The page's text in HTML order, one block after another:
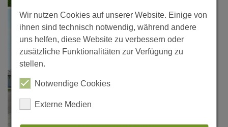
Wir nutzen Cookies auf unserer Website. Einige von
ihnen sind technisch notwendig, während andere
uns helfen, diese Website zu verbessern oder
zusätzliche Funktionalitäten zur Verfügung zu
stellen.
Notwendige Cookies
Externe Medien